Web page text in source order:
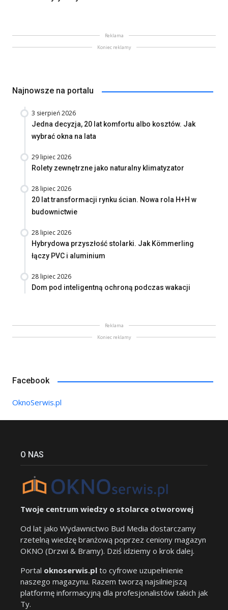
Reklama
Koniec reklamy
Najnowsze na portalu
3 sierpień 2026
Jedna decyzja, 20 lat komfortu albo kosztów. Jak
wybrać okna na lata
29 lipiec 2026
Rolety zewnętrzne jako naturalny klimatyzator
28 lipiec 2026
20 lat transformacji rynku ścian. Nowa rola H+H w
budownictwie
28 lipiec 2026
Hybrydowa przyszłość stolarki. Jak Kömmerling
łączy PVC i aluminium
28 lipiec 2026
Dom pod inteligentną ochroną podczas wakacji
Reklama
Koniec reklamy
Facebook
OknoSerwis.pl
O NAS
Twoje centrum wiedzy o stolarce otworowej
Od lat jako Wydawnictwo Bud Media dostarczamy
rzetelną wiedzę branżową poprzez ceniony magazyn
OKNO (Drzwi & Bramy). Dziś idziemy o krok dalej.
Portal oknoserwis.pl to cyfrowe uzupełnienie
naszego magazynu. Razem tworzą najsilniejszą
platformę informacyjną dla profesjonalistów takich jak
Ty.